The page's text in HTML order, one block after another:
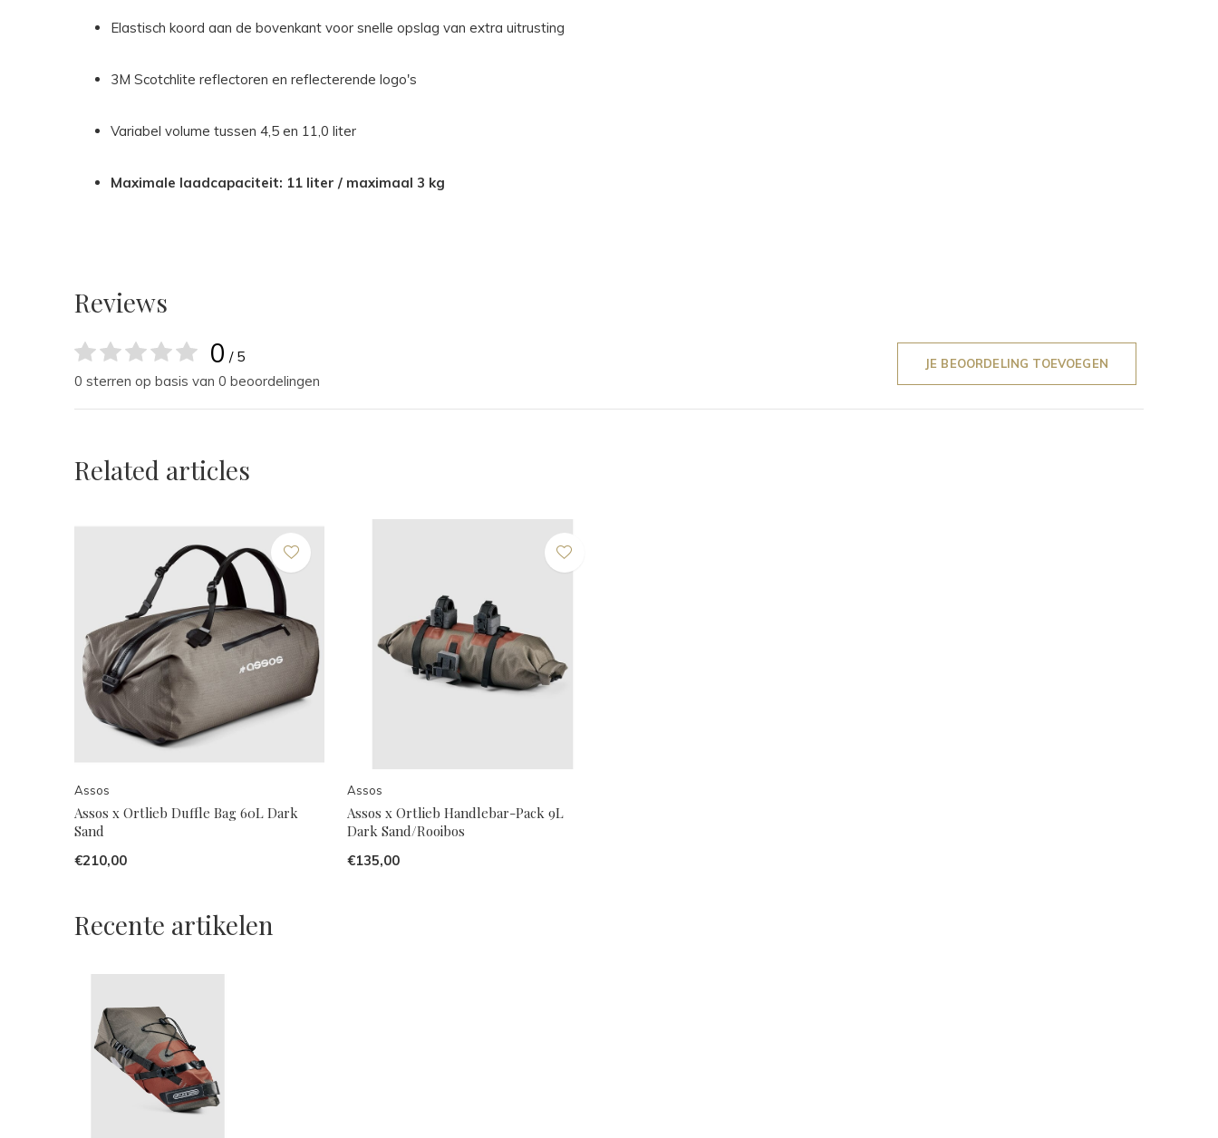
Elastisch koord aan de bovenkant voor snelle opslag van extra uitrusting
3M Scotchlite reflectoren en reflecterende logo's
Variabel volume tussen 4,5 en 11,0 liter
Maximale laadcapaciteit: 11 liter / maximaal 3 kg
Reviews
0 / 5
0 sterren op basis van 0 beoordelingen
JE BEOORDELING TOEVOEGEN
Related articles
Assos
Assos x Ortlieb Duffle Bag 60L Dark
Sand
€210,00
Assos
Assos x Ortlieb Handlebar-Pack 9L
Dark Sand/Rooibos
€135,00
Recente artikelen